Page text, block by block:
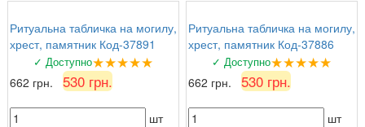
Ритуальна табличка на могилу,
хрест, памятник Код-37891
✓ Доступно★★★★★
662 грн. 530 грн.
шт
Ритуальна табличка на могилу,
хрест, памятник Код-37886
✓ Доступно★★★★★
662 грн. 530 грн.
шт